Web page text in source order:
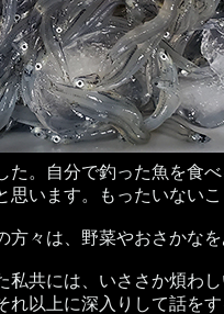
た。自分で釣った魚を食
思います。もったいない
々は、野菜やおさかな
共には、いささか煩わ
れ以上に深入りして話を